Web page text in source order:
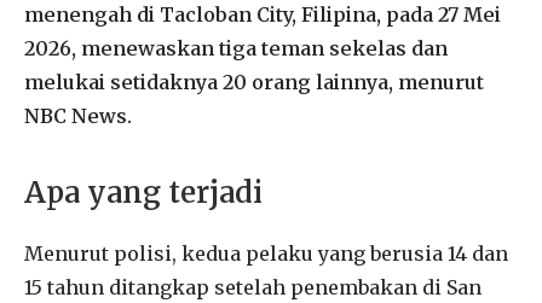
menengah di Tacloban City, Filipina, pada 27 Mei
2026, menewaskan tiga teman sekelas dan
melukai setidaknya 20 orang lainnya, menurut
NBC News.
Apa yang terjadi
Menurut polisi, kedua pelaku yang berusia 14 dan
15 tahun ditangkap setelah penembakan di San